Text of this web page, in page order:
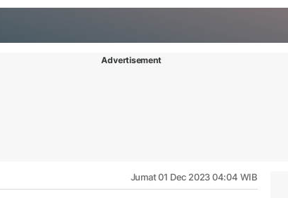
Advertisement
Jumat 01 Dec 2023 04:04 WIB